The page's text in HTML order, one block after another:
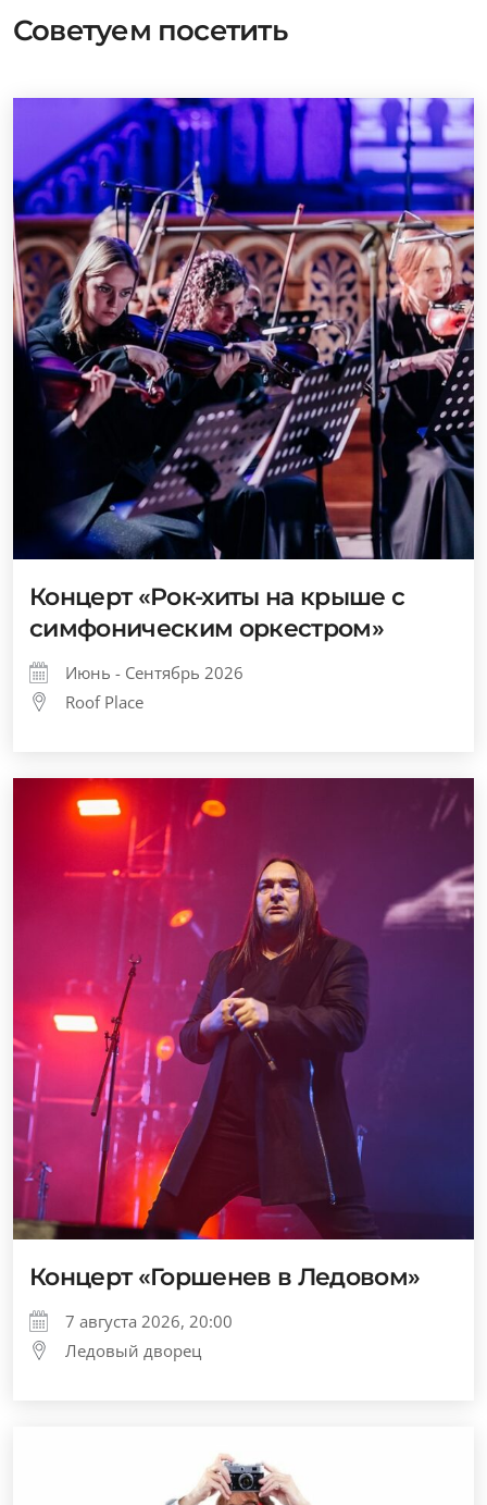
Советуем посетить
Концерт «Рок-хиты на крыше с
симфоническим оркестром»
Июнь - Сентябрь 2026
Roof Place
Концерт «Горшенев в Ледовом»
7 августа 2026, 20:00
Ледовый дворец